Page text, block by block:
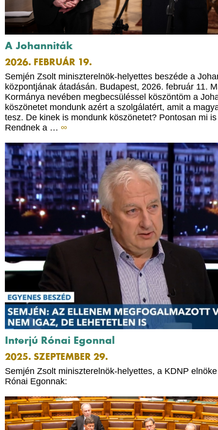
A Johanniták
2026. FEBRUÁR 19.
Semjén Zsolt miniszterelnök-helyettes beszéde a
központjának átadásán. Budapest, 2026. február 11.
Kormánya nevében megbecsüléssel köszöntöm a
köszönetet mondunk azért a szolgálatért, amit a
tesz. De kinek is mondunk köszönetet? Pontosan mi
Rendnek a … ∞
Interjú Rónai Egonnal
2025. SZEPTEMBER 29.
Semjén Zsolt miniszterelnök-helyettes, a KDNP
Rónai Egonnak: